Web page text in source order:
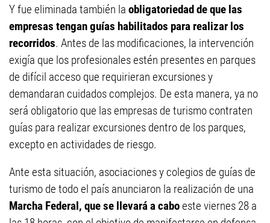
Y fue eliminada también la obligatoriedad de que las
empresas tengan guías habilitados para realizar los
recorridos. Antes de las modificaciones, la intervención
exigía que los profesionales estén presentes en parques
de difícil acceso que requirieran excursiones y
demandaran cuidados complejos. De esta manera, ya no
será obligatorio que las empresas de turismo contraten
guías para realizar excursiones dentro de los parques,
excepto en actividades de riesgo.
Ante esta situación, asociaciones y colegios de guías de
turismo de todo el país anunciaron la realización de una
Marcha Federal, que se llevará a caboeste viernes 28 a